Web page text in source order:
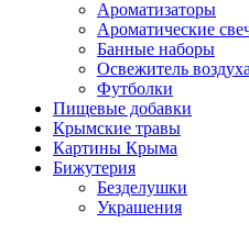
Ароматизаторы
Ароматические
Банные наборы
Освежитель воздуха
Футболки
Пищевые добавки
Крымские травы
Картины Крыма
Бижутерия
Безделушки
Украшения